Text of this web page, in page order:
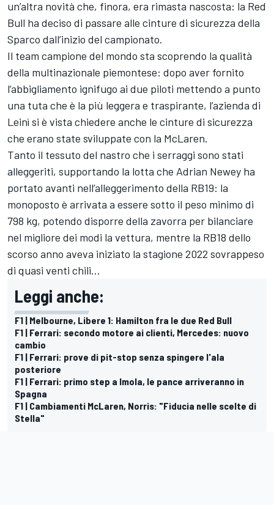
un’altra novità che, finora, era rimasta nascosta: la Red
Bull ha deciso di passare alle cinture di sicurezza della
Sparco dall’inizio del campionato.
Il team campione del mondo sta scoprendo la qualità
della multinazionale piemontese: dopo aver fornito
l’abbigliamento ignifugo ai due piloti mettendo a punto
una tuta che è la più leggera e traspirante, l’azienda di
Leinì si è vista chiedere anche le cinture di sicurezza
che erano state sviluppate con la McLaren.
Tanto il tessuto del nastro che i serraggi sono stati
alleggeriti, supportando la lotta che Adrian Newey ha
portato avanti nell’alleggerimento della RB19: la
monoposto è arrivata a essere sotto il peso minimo di
798 kg, potendo disporre della zavorra per bilanciare
nel migliore dei modi la vettura, mentre la RB18 dello
scorso anno aveva iniziato la stagione 2022 sovrappeso
di quasi venti chili…
Leggi anche:
F1 | Melbourne, Libere 1: Hamilton fra le due Red Bull
F1 | Ferrari: secondo motore ai clienti, Mercedes: nuovo
cambio
F1 | Ferrari: prove di pit-stop senza spingere l'ala
posteriore
F1 | Ferrari: primo step a Imola, le pance arriveranno in
Spagna
F1 | Cambiamenti McLaren, Norris: "Fiducia nelle scelte di
Stella"